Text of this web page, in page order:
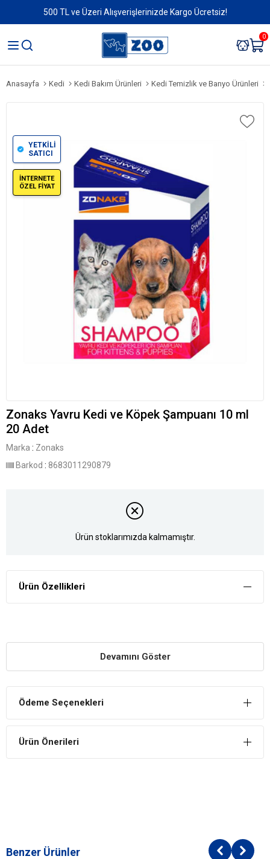
500 TL ve Üzeri Alışverişlerinizde Kargo Ücretsiz!
0
Anasayfa Kedi Kedi Bakım Ürünleri Kedi Temizlik ve Banyo Ürünleri
YETKİLİ
SATICI
İNTERNETE
ÖZEL FİYAT
Zonaks Yavru Kedi ve Köpek Şampuanı 10 ml
20 Adet
Marka : Zonaks
Barkod : 8683011290879
Ürün stoklarımızda kalmamıştır.
Ürün Özellikleri
Devamını Göster
Ödeme Seçenekleri
Ürün Önerileri
Benzer Ürünler